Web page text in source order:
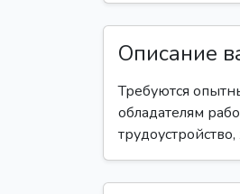
Описание
Требуются
обладателям